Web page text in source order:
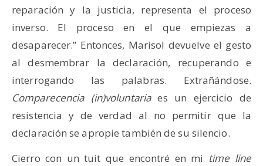
reparación y la justicia, representa el proceso
inverso. El proceso en el que empiezas a
desaparecer.” Entonces, Marisol devuelve el gesto
al desmembrar la declaración, recuperando e
interrogando las palabras. Extrañándose.
Comparecencia (in)voluntariaes un ejercicio de
resistencia y de verdad al no permitir que la
declaración se apropie también de su silencio.
Cierro con un tuit que encontré en mi time line